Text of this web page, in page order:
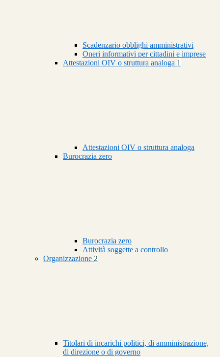
Scadenzario obblighi amministrativi
Oneri informativi per cittadini e imprese
Attestazioni OIV o struttura analoga 1
Attestazioni OIV o struttura analoga
Burocrazia zero
Burocrazia zero
Attività soggette a controllo
Organizzazione 2
Titolari di incarichi politici, di amministrazione,
di direzione o di governo